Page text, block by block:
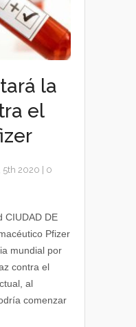
la
el
5th 2020
0
CIUDAD DE
Pfizer
mundial por
contra el
al
comenzar